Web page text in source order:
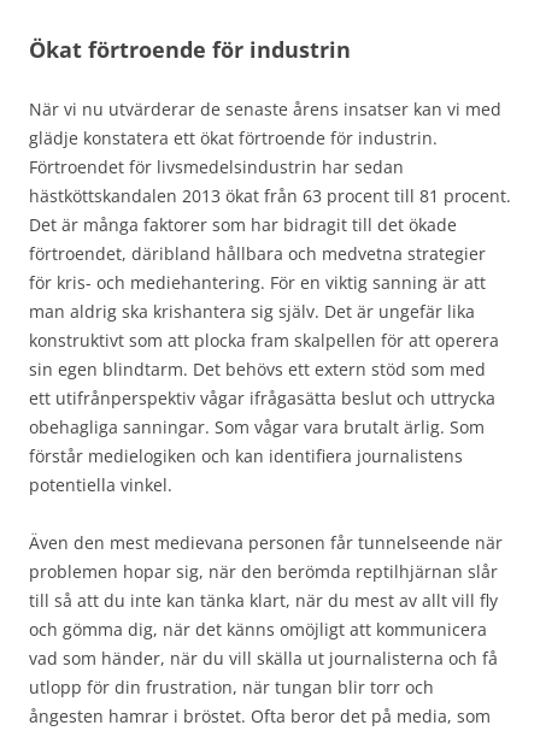
Ökat förtroende för industrin
När vi nu utvärderar de senaste årens insatser kan vi med
glädje konstatera ett ökat förtroende för industrin.
Förtroendet för livsmedelsindustrin har sedan
hästköttskandalen 2013 ökat från 63 procent till 81 procent.
Det är många faktorer som har bidragit till det ökade
förtroendet, däribland hållbara och medvetna strategier
för kris- och mediehantering. För en viktig sanning är att
man aldrig ska krishantera sig själv. Det är ungefär lika
konstruktivt som att plocka fram skalpellen för att operera
sin egen blindtarm. Det behövs ett extern stöd som med
ett utifrånperspektiv vågar ifrågasätta beslut och uttrycka
obehagliga sanningar. Som vågar vara brutalt ärlig. Som
förstår medielogiken och kan identifiera journalistens
potentiella vinkel.
Även den mest medievana personen får tunnelseende när
problemen hopar sig, när den berömda reptilhjärnan slår
till så att du inte kan tänka klart, när du mest av allt vill fly
och gömma dig, när det känns omöjligt att kommunicera
vad som händer, när du vill skälla ut journalisterna och få
utlopp för din frustration, när tungan blir torr och
ångesten hamrar i bröstet. Ofta beror det på media, som